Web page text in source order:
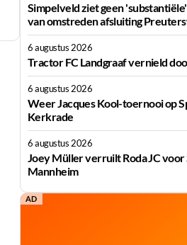
Simpelveld ziet geen
van omstreden afsluiting
6 augustus 2026
Tractor FC Landgraaf vernield
6 augustus 2026
Weer Jacques Kool-toernooi op
Kerkrade
6 augustus 2026
Joey Müller verruilt Roda JC voor
Mannheim
AD